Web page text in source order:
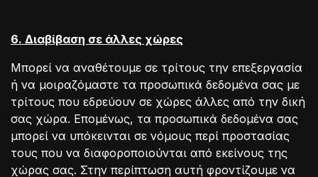
6. Διαβίβαση σε άλλες χώρες
Μπορεί να αναθέτουμε σε τρίτους την επεξεργασία
ή να μοιραζόμαστε τα προσωπικά δεδομένα σας με
τρίτους που εδρεύουν σε χώρες άλλες από την δική
σας χώρα. Επομένως, τα προσωπικά δεδομένα σας
μπορεί να υπόκεινται σε νόμους περί προστασίας
τους που να διαφοροποιούνται από εκείνους της
χώρας σας. Στην περίπτωση αυτή φροντίζουμε να